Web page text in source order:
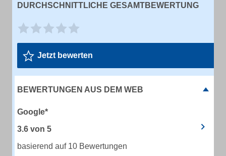
DURCHSCHNITTLICHE GESAMTBEWERTUNG
Jetzt bewerten
BEWERTUNGEN AUS DEM WEB
Google*
3.6 von 5
basierend auf 10 Bewertungen